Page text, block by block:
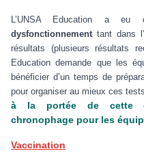
L’UNSA Education a
dysfonctionnementtant dans
résultats (plusieurs résultats
Education demande que les
bénéficier d’un temps de
pour organiser au mieux ces
à la portée de cette
chronophage pour les
Vaccination